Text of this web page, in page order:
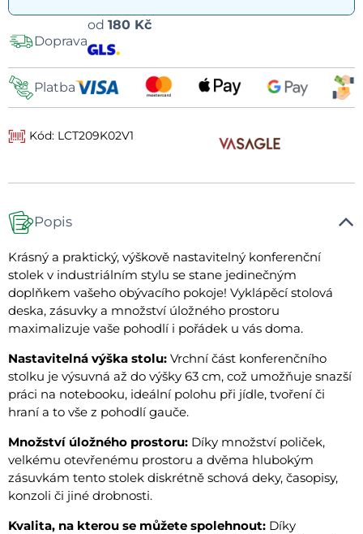
Doprava
od 180 Kč
Platba
Kód: LCT209K02V1
Popis
Krásný a praktický, výškově nastavitelný konferenční
stolek v industriálním stylu se stane jedinečným
doplňkem vašeho obývacího pokoje! Vyklápěcí stolová
deska, zásuvky a množství úložného prostoru
maximalizuje vaše pohodlí i pořádek u vás doma.
Nastavitelná výška stolu: Vrchní část konferenčního
stolku je výsuvná až do výšky 63 cm, což umožňuje snazší
práci na notebooku, ideální polohu při jídle, tvoření či
hraní a to vše z pohodlí gauče.
Množství úložného prostoru: Díky množství poliček,
velkému otevřenému prostoru a dvěma hlubokým
zásuvkám tento stolek diskrétně schová deky, časopisy,
konzoli či jiné drobnosti.
Kvalita, na kterou se můžete spolehnout: Díky